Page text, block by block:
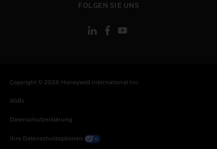
FOLGEN SIE UNS
Copyright © 2026 Honeywell International Inc
AGBs
Datenschutzerklärung
Ihre Datenschutzoptionen